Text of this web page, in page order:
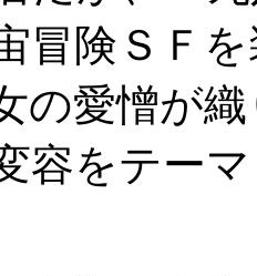
冒険ＳＦ
の愛憎が
容をテー